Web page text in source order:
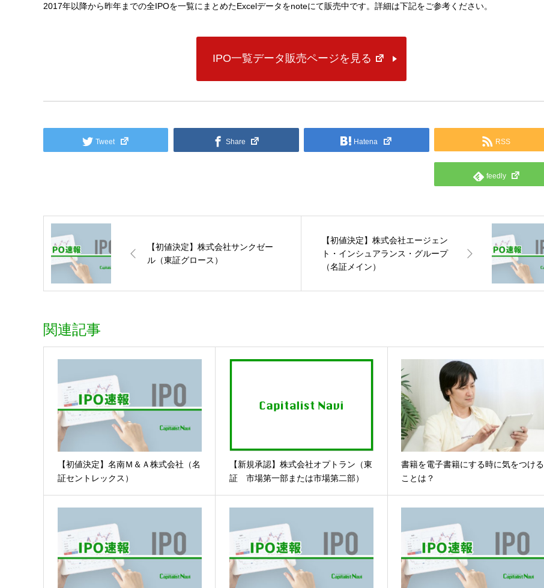
2017年以降から昨年までの全IPOを一覧にまとめたExcelデータをnoteにて販売中です。詳細は下記をご参考ください。
IPO一覧データ販売ページを見る
Tweet Share Hatena RSS
feedly
【初値決定】株式会社サンクゼー
ル（東証グロース）
【初値決定】株式会社エージェン
ト・インシュアランス・グループ
（名証メイン）
関連記事
【初値決定】名南Ｍ＆Ａ株式会社（名
証セントレックス）
【新規承認】株式会社オプトラン（東
証 市場第一部または市場第二部）
書籍を電子書籍にする時に気をつける
ことは？